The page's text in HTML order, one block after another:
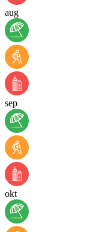
aug
sep
okt